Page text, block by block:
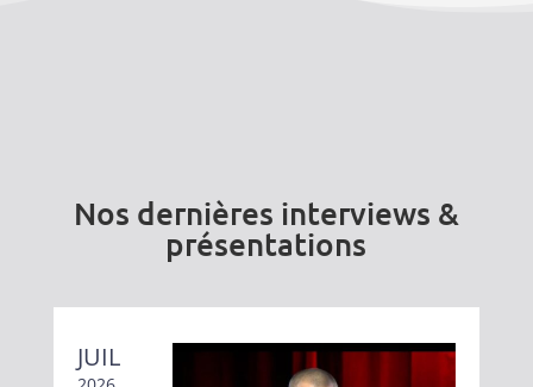
Nos dernières interviews &
présentations
JUIL